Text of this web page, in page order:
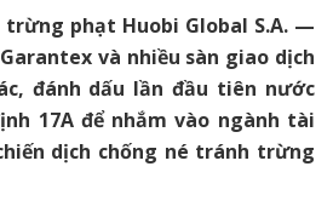
trừng phạt Huobi Global S.A. —
và nhiều sàn giao dịch
đánh dấu lần đầu tiên nước
17A để nhắm vào ngành tài
dịch chống né tránh trừng